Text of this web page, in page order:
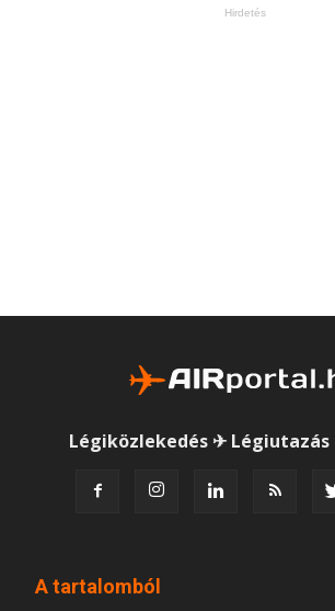
Hirdetés
Légiközlekedés ✈ Légiutazás
A tartalomból